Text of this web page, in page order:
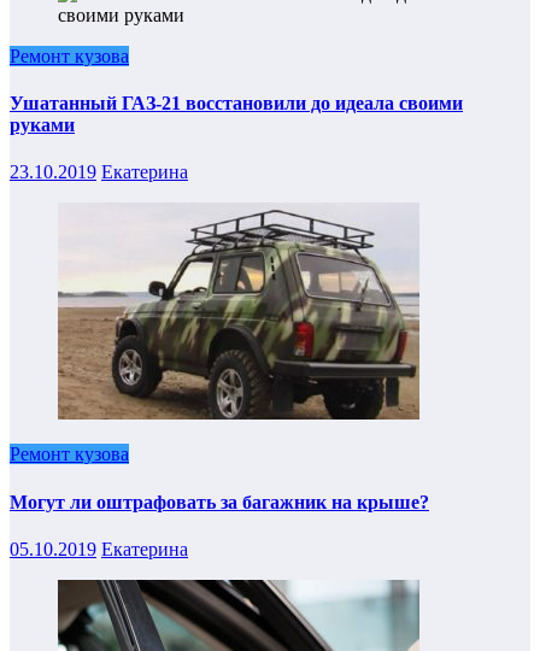
Ремонт кузова
Ушатанный ГАЗ-21 восстановили до идеала своими
руками
23.10.2019 Екатерина
Ремонт кузова
Могут ли оштрафовать за багажник на крыше?
05.10.2019 Екатерина